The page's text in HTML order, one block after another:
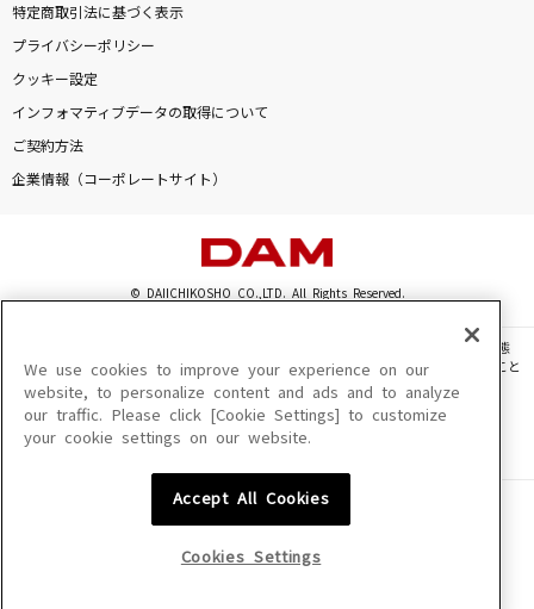
特定商取引法に基づく表示
プライバシーポリシー
クッキー設定
インフォマティブデータの取得について
ご契約方法
企業情報（コーポレートサイト）
© DAIICHIKOSHO CO.,LTD. All Rights Reserved.
このサイトに掲載されている一切の文章・画像・写真・動画・音声等を、手段や形態
を問わず、著作権法の定める範囲を超えて無断で複製、転載、ファイル化などすること
を禁じます。
楽曲及びコンテンツは、機種によりご利用いただけない場合があります。
楽曲及びコンテンツの配信日、配信内容が変更になる場合があります。
We use cookies to improve your experience on our
website, to personalize content and ads and to analyze
our traffic. Please click [Cookie Settings] to customize
your cookie settings on our website.
Accept All Cookies
Cookies Settings